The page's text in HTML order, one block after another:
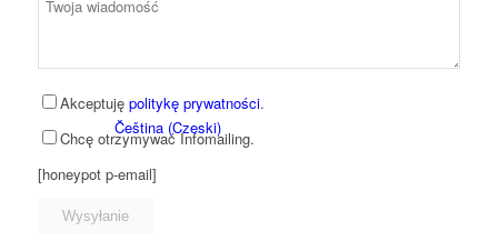
Čeština(Czeski)
Akceptuję politykę prywatności.
Chcę otrzymywać Infomailing.
[honeypot p-email]